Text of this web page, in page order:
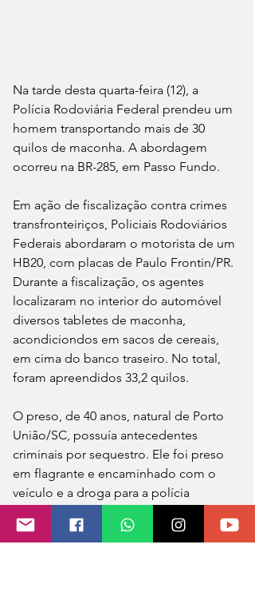
Na tarde desta quarta-feira (12), a
Polícia Rodoviária Federal prendeu um
homem transportando mais de 30
quilos de maconha. A abordagem
ocorreu na BR-285, em Passo Fundo.
Em ação de fiscalização contra crimes
transfronteiriços, Policiais Rodoviários
Federais abordaram o motorista de um
HB20, com placas de Paulo Frontin/PR.
Durante a fiscalização, os agentes
localizaram no interior do automóvel
diversos tabletes de maconha,
acondiciondos em sacos de cereais,
em cima do banco traseiro. No total,
foram apreendidos 33,2 quilos.
O preso, de 40 anos, natural de Porto
União/SC, possuía antecedentes
criminais por sequestro. Ele foi preso
em flagrante e encaminhado com o
veículo e a droga para a polícia
criminoso responderá por tráfico de